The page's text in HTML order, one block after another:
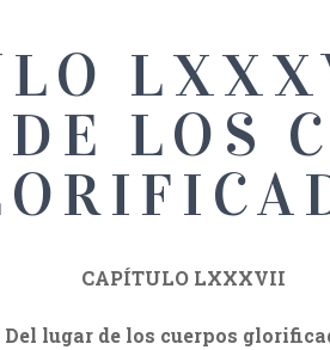
LOS
CAPÍTULO LXXXVII
Del lugar de los cuerpos